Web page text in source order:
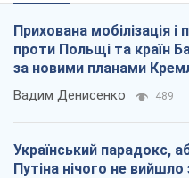
Прихована мобілізація і
проти Польщі та країн
за новими планами
Вадим Денисенко 489
Український парадокс,
Путіна нічого не вийшло